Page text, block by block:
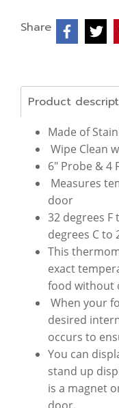
Share
Product
Made of
Wipe Clean
6" Probe & 4
Measures
door
32 degrees F
degrees C to
This
exact
food without
When your
desired
occurs to
You can
stand up
is a magnet